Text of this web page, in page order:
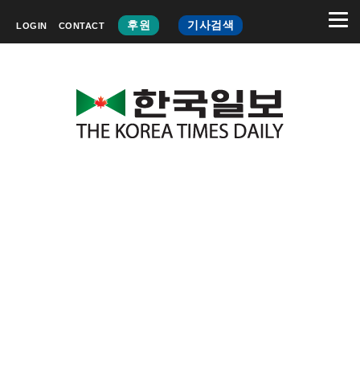
LOGIN CONTACT 후원 기사검색